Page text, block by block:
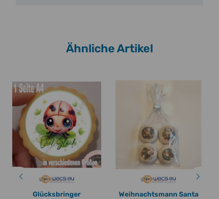
Ähnliche Artikel
Glücksbringer
Weihnachtsmann Santa